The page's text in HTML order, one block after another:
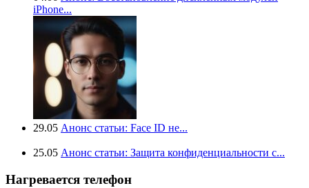
iPhone...
29.05 Анонс статьи: Face ID не...
25.05 Анонс статьи: Защита конфиденциальности с...
Нагревается телефон